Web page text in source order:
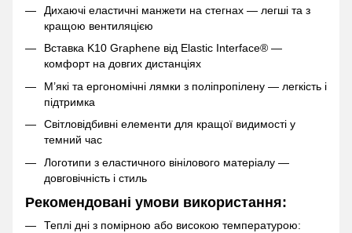
Дихаючі еластичні манжети на стегнах — легші та з
кращою вентиляцією
Вставка K10 Graphene від Elastic Interface® —
комфорт на довгих дистанціях
М’які та ергономічні лямки з поліпропілену — легкість і
підтримка
Світловідбивні елементи для кращої видимості у
темний час
Логотипи з еластичного вінілового матеріалу —
довговічність і стиль
Рекомендовані умови використання:
Теплі дні з помірною або високою температурою: